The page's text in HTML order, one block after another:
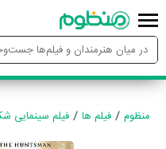
منظوم فیلم ها فیلم سینمایی